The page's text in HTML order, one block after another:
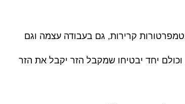
קרירות, גם בעבודה עצמה וגם
יחד יבטיחו שמקבל הזר יקבל את הזר